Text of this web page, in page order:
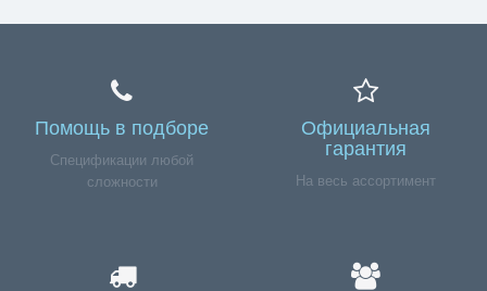
Помощь в подборе
Спецификации любой
сложности
Официальная
гарантия
На весь ассортимент